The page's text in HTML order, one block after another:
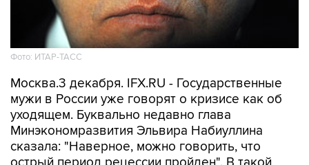
Фото: ИТАР-ТАСС
Москва.3 декабря. IFX.RU - Государственные
мужи в России уже говорят о кризисе как об
уходящем. Буквально недавно глава
Минэкономразвития Эльвира Набиуллина
сказала: "Наверное, можно говорить, что